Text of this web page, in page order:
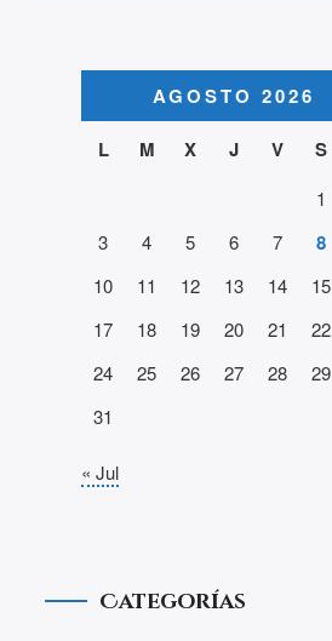
AGOSTO 2026
L
M X J V S
1
3
4 5 6 7 8
10
11 12 13 14 15
17
18 19 20 21 22
24
25 26 27 28 29
31
« Jul
Categorías